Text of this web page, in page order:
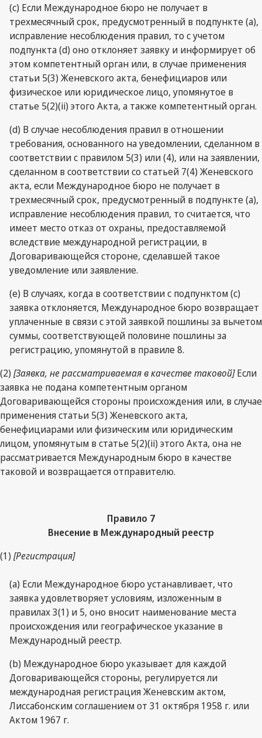
(c) Если Международное бюро не получает в
трехмесячный срок, предусмотренный в подпункте (a),
исправление несоблюдения правил, то с учетом
подпункта (d) оно отклоняет заявку и информирует об
этом компетентный орган или, в случае применения
статьи 5(3) Женевского акта, бенефициаров или
физическое или юридическое лицо, упомянутое в
статье 5(2)(ii) этого Акта, а также компетентный орган.
(d) В случае несоблюдения правил в отношении
требования, основанного на уведомлении, сделанном в
соответствии с правилом 5(3) или (4), или на заявлении,
сделанном в соответствии со статьей 7(4) Женевского
акта, если Международное бюро не получает в
трехмесячный срок, предусмотренный в подпункте (а),
исправление несоблюдения правил, то считается, что
имеет место отказ от охраны, предоставляемой
вследствие международной регистрации, в
Договаривающейся стороне, сделавшей такое
уведомление или заявление.
(e) В случаях, когда в соответствии с подпунктом (c)
заявка отклоняется, Международное бюро возвращает
уплаченные в связи с этой заявкой пошлины за вычетом
суммы, соответствующей половине пошлины за
регистрацию, упомянутой в правиле 8.
(2) [Заявка, не рассматриваемая в качестве таковой]Если
заявка не подана компетентным органом
Договаривающейся стороны происхождения или, в случае
применения статьи 5(3) Женевского акта,
бенефициарами или физическим или юридическим
лицом, упомянутым в статье 5(2)(ii) этого Акта, она не
рассматривается Международным бюро в качестве
таковой и возвращается отправителю.
Правило 7
Внесение в Международный реестр
(1) [Регистрация]
(a) Если Международное бюро устанавливает, что
заявка удовлетворяет условиям, изложенным в
правилах 3(1) и 5, оно вносит наименование места
происхождения или географическое указание в
Международный реестр.
(b) Международное бюро указывает для каждой
Договаривающейся стороны, регулируется ли
международная регистрация Женевским актом,
Лиссабонским соглашением от 31 октября 1958 г. или
Актом 1967 г.